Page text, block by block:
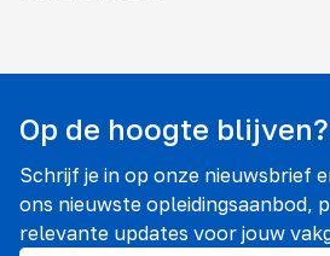
Op de hoogte blijven?
Schrijf je in op onze nieuwsbrief
ons nieuwste opleidingsaanbod,
relevante updates voor jouw